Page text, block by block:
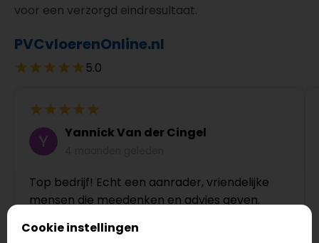
voor een verzorgd eindresultaat.
PVCvloerenOnline.nl
5.0
Yannick Van der Cingel
Top bedrijf! Echt een aanrader, vriendelijke
mensen die meedenken en advies geven.
Cookie instellingen